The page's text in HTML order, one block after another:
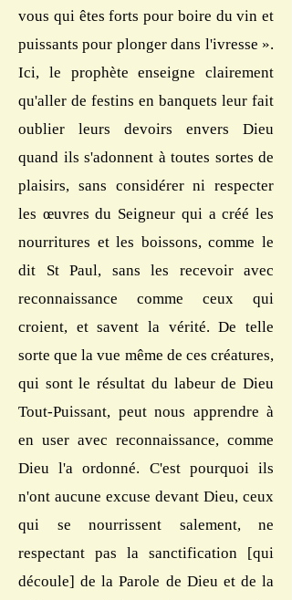
vous qui êtes forts pour boire du vin et
puissants pour plonger dans l'ivresse ».
Ici, le prophète enseigne clairement
qu'aller de festins en banquets leur fait
oublier leurs devoirs envers Dieu
quand ils s'adonnent à toutes sortes de
plaisirs, sans considérer ni respecter
les œuvres du Seigneur qui a créé les
nourritures et les boissons, comme le
dit St Paul, sans les recevoir avec
reconnaissance comme ceux qui
croient, et savent la vérité. De telle
sorte que la vue même de ces créatures,
qui sont le résultat du labeur de Dieu
Tout-Puissant, peut nous apprendre à
en user avec reconnaissance, comme
Dieu l'a ordonné. C'est pourquoi ils
n'ont aucune excuse devant Dieu, ceux
qui se nourrissent salement, ne
respectant pas la sanctification [qui
découle] de la Parole de Dieu et de la